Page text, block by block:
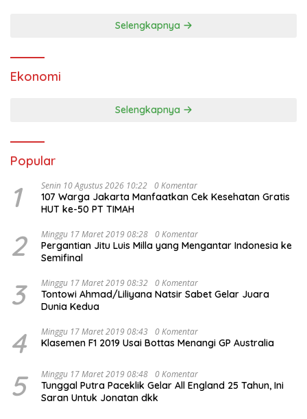
Selengkapnya
Ekonomi
Selengkapnya
Popular
1 Senin 10 Agustus 2026 10:22 0 Komentar
107 Warga Jakarta Manfaatkan Cek Kesehatan Gratis
HUT ke-50 PT TIMAH
2 Minggu 17 Maret 2019 08:28 0 Komentar
Pergantian Jitu Luis Milla yang Mengantar Indonesia ke
Semifinal
3 Minggu 17 Maret 2019 08:32 0 Komentar
Tontowi Ahmad/Liliyana Natsir Sabet Gelar Juara
Dunia Kedua
4 Minggu 17 Maret 2019 08:43 0 Komentar
Klasemen F1 2019 Usai Bottas Menangi GP Australia
5 Minggu 17 Maret 2019 08:48 0 Komentar
Tunggal Putra Paceklik Gelar All England 25 Tahun, Ini
Saran Untuk Jonatan dkk